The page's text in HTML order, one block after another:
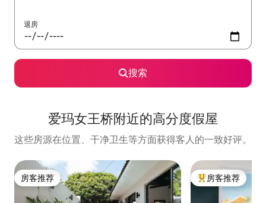
退房
搜索
爱玛女王桥附近的高分度假屋
这些房源在位置、干净卫生等方面获得客人的一致好评。
房客推荐
房客推荐 热门「房客推荐」
房客推荐